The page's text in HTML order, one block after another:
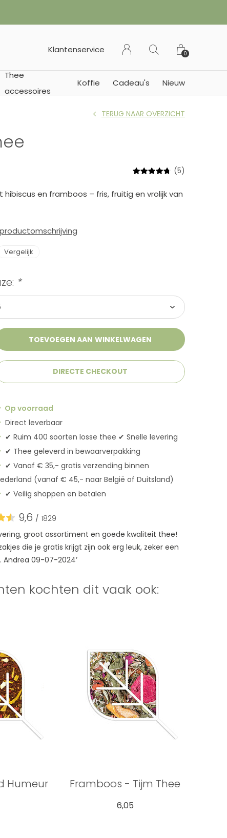
Thee
accessoires
Koffie Cadeau's Nieuw
Klantenservice 0
Duitsland)
TERUG NAAR OVERZICHT
(5)
en framboos – fris, fruitig en vrolijk van
Vergelijk
*
TOEVOEGEN AAN WINKELWAGEN
DIRECTE CHECKOUT
Op voorraad
Direct leverbaar
✔︎ Ruim 400 soorten losse thee ✔︎ Snelle levering
✔︎ Thee geleverd in bewaarverpakking
✔︎ Vanaf € 35,- gratis verzending binnen
(vanaf € 45,- naar België of Duitsland)
✔︎ Veilig shoppen en betalen
9,6 / 1829
groot assortiment en goede kwaliteit thee!
die je gratis krijgt zijn ook erg leuk, zeker een
Andrea 09-07-2024’
kochten dit vaak ook:
Humeur Framboos - Tijm Thee
6,05